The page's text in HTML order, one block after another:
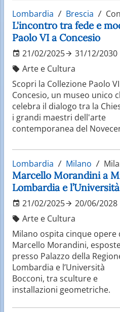
Lombardia Brescia
L'incontro tra fede e
Paolo VI a Concesio
21/02/2025
31/12/2030
Arte e Cultura
Scopri la Collezione Paolo
Concesio, un museo unico
celebra il dialogo tra la
i grandi maestri dell'arte
contemporanea del
Lombardia Milano
Marcello Morandini a
Lombardia e
21/02/2025
20/06/2028
Arte e Cultura
Milano ospita cinque opere
Marcello Morandini,
presso Palazzo della
Lombardia e l’Università
Bocconi, tra sculture e
installazioni geometriche.